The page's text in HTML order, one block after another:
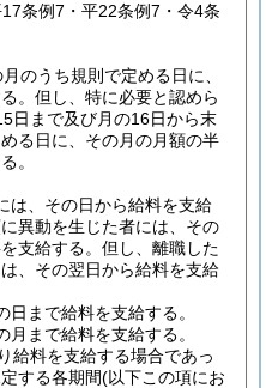
条例7・平22条例7・令4条
のうち規則で定める日に、
。 但し、特に必要と認めら
日まで及び月の16日から末
る日に、その月の月額の半
。
は、その日から給料を支給
異動を生じた者には、その
支給する。 但し、離職した
、その翌日から給料を支給
まで給料を支給する。
まで給料を支給する。
給料を支給する場合であっ
する各期間(以下この項にお